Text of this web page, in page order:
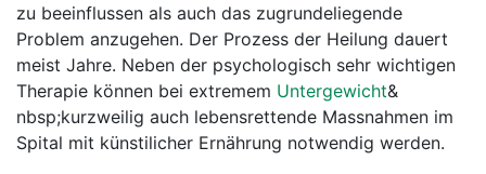
zu beeinflussen als auch das zugrundeliegende
Problem anzugehen. Der Prozess der Heilung dauert
meist Jahre. Neben der psychologisch sehr wichtigen
Therapie können bei extremem Untergewicht&
nbsp;kurzweilig auch lebensrettende Massnahmen im
Spital mit künstilicher Ernährung notwendig werden.